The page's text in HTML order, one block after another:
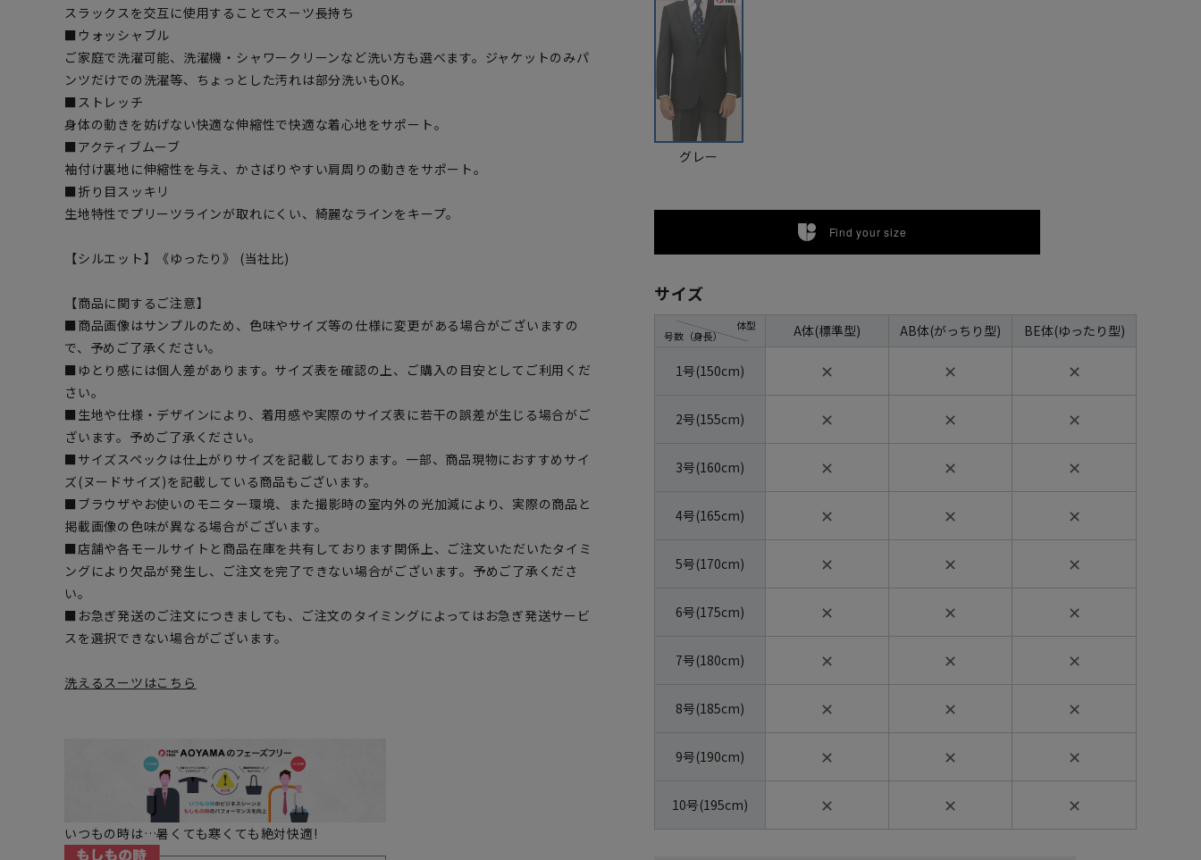
スラックスを交互に使用することでスーツ長持ち
■ウォッシャブル
ご家庭で洗濯可能、洗濯機・シャワークリーンなど洗い方も選べます。ジャケットのみパ
ンツだけでの洗濯等、ちょっとした汚れは部分洗いもOK。
■ストレッチ
身体の動きを妨げない快適な伸縮性で快適な着心地をサポート。
■アクティブムーブ
袖付け裏地に伸縮性を与え、かさばりやすい肩周りの動きをサポート。
■折り目スッキリ
生地特性でプリーツラインが取れにくい、綺麗なラインをキープ。
【シルエット】《ゆったり》 (当社比)
【商品に関するご注意】
■商品画像はサンプルのため、色味やサイズ等の仕様に変更がある場合がございますの
で、予めご了承ください。
■ゆとり感には個人差があります。サイズ表を確認の上、ご購入の目安としてご利用くだ
さい。
■生地や仕様・デザインにより、着用感や実際のサイズ表に若干の誤差が生じる場合がご
ざいます。予めご了承ください。
■サイズスペックは仕上がりサイズを記載しております。一部、商品現物におすすめサイ
ズ(ヌードサイズ)を記載している商品もございます。
■ブラウザやお使いのモニター環境、また撮影時の室内外の光加減により、実際の商品と
掲載画像の色味が異なる場合がございます。
■店舗や各モールサイトと商品在庫を共有しております関係上、ご注文いただいたタイミ
ングにより欠品が発生し、ご注文を完了できない場合がございます。予めご了承くださ
い。
■お急ぎ発送のご注文につきましても、ご注文のタイミングによってはお急ぎ発送サービ
スを選択できない場合がございます。
洗えるスーツはこちら
いつもの時は…暑くても寒くても絶対快適!
グレー
Find your size
サイズ
号数（身長）
体型 A体(標準型) AB体(がっちり型) BE体(ゆったり型)
1号(150cm) ✕ ✕ ✕
2号(155cm) ✕ ✕ ✕
3号(160cm) ✕ ✕ ✕
4号(165cm) ✕ ✕ ✕
5号(170cm) ✕ ✕ ✕
6号(175cm) ✕ ✕ ✕
7号(180cm) ✕ ✕ ✕
8号(185cm) ✕ ✕ ✕
9号(190cm) ✕ ✕ ✕
10号(195cm) ✕ ✕ ✕